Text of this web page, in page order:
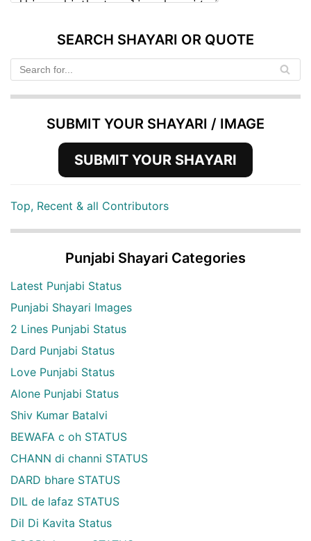
SEARCH SHAYARI OR QUOTE
SUBMIT YOUR SHAYARI / IMAGE
SUBMIT YOUR SHAYARI
Top, Recent & all Contributors
Punjabi Shayari Categories
Latest Punjabi Status
Punjabi Shayari Images
2 Lines Punjabi Status
Dard Punjabi Status
Love Punjabi Status
Alone Punjabi Status
Shiv Kumar Batalvi
BEWAFA c oh STATUS
CHANN di channi STATUS
DARD bhare STATUS
DIL de lafaz STATUS
Dil Di Kavita Status